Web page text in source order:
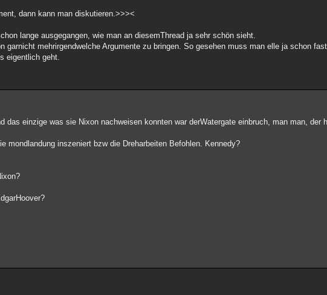
dann kann man diskutieren.>>><
lange ausgegangen, wie man an diesemThread ja sehr schön sieht.
garnicht mehrirgendwelche Argumente zu bringen. So gesehen muss man elle ja schon
eigentlich geht.
das einzige was sie Nixon nachweisen konnten war derWatergate einbruch, man man, der
mondlandung inszeniert bzw die Dreharbeiten Befohlen. Kennedy?